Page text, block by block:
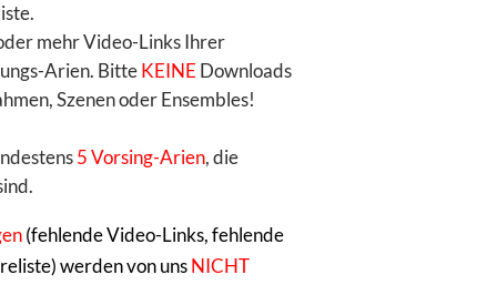
mehr Video-Links Ihrer
Arien. BitteKEINE Downloads
Szenen oder Ensembles!
5 Vorsing-Arien, die
(fehlende Video-Links, fehlende
werden von unsNICHT